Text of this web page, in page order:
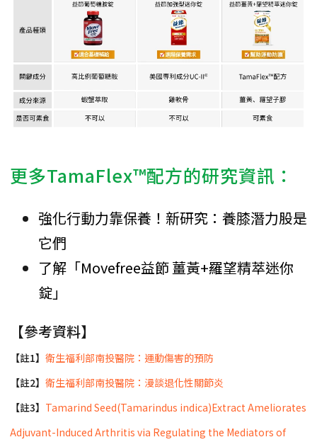
更多TamaFlex™配方的研究資訊：
強化行動力靠保養！新研究：養膝潛力股是
它們
了解「Movefree益節 薑黃+羅望精萃迷你
錠」
【參考資料】
【註1】 衛生福利部南投醫院：運動傷害的預防
【註2】 衛生福利部南投醫院：漫談退化性關節炎
【註3】 Tamarind Seed(Tamarindus indica)Extract Ameliorates
Adjuvant-Induced Arthritis via Regulating the Mediators of